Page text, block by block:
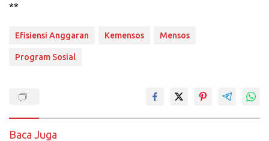
**
Efisiensi Anggaran Kemensos Mensos
Program Sosial
Baca Juga